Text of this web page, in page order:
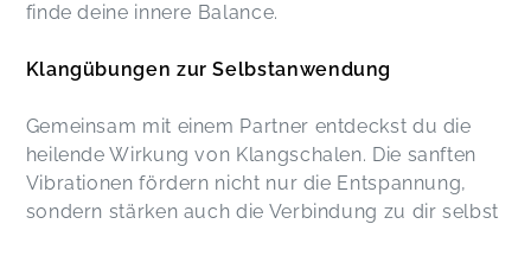
finde deine innere Balance.
Klangübungen zur Selbstanwendung
Gemeinsam mit einem Partner entdeckst du die
heilende Wirkung von Klangschalen. Die sanften
Vibrationen fördern nicht nur die Entspannung,
sondern stärken auch die Verbindung zu dir selbst